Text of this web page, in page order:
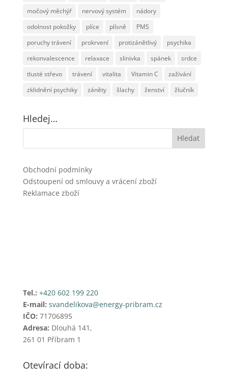
močový měchýř
nervový systém
nádory
odolnost pokožky
plíce plísně
PMS
poruchy trávení
prokrvení protizánětlivý
psychika
rekonvalescence
relaxace slinivka spánek
srdce
tlusté střevo
trávení vitalita Vitamin C
zažívání
zklidnění psychiky
záněty šlachy ženství žlučník
Hledej…
Obchodní podmínky
Odstoupení od smlouvy a vrácení zboží
Reklamace zboží
Tel.: +420 602 199 220
E-mail: svandelikova@energy-pribram.cz
IČO: 71706895
Adresa: Dlouhá 141,
261 01 Příbram 1
Otevírací doba: